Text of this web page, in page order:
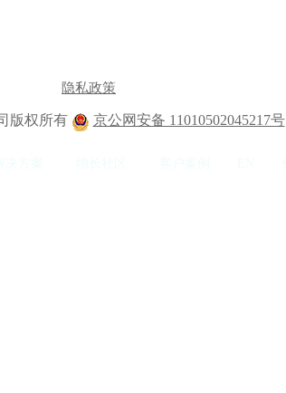
隐私政策
版权所有 京公网安备 11010502045217号